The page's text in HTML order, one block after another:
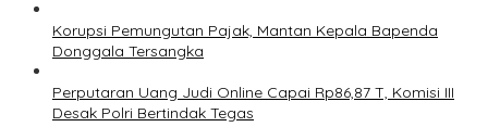
Korupsi Pemungutan Pajak, Mantan Kepala Bapenda
Donggala Tersangka
Perputaran Uang Judi Online Capai Rp86,87 T, Komisi III
Desak Polri Bertindak Tegas